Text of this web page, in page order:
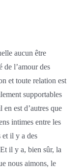
aucun être
de l’amour des
et toute relation est
supportables
est d’autres que
intimes entre les
et il y a des
il y a, bien sûr, la
nous aimons, le